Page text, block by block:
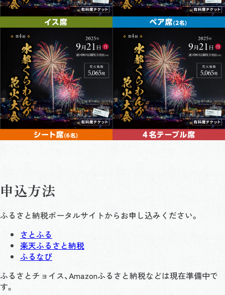
申込方法
ふるさと納税ポータルサイトからお申し込みください。
さとふる
楽天ふるさと納税
ふるなび
ふるさとチョイス、Amazonふるさと納税などは現在準備中で
す。